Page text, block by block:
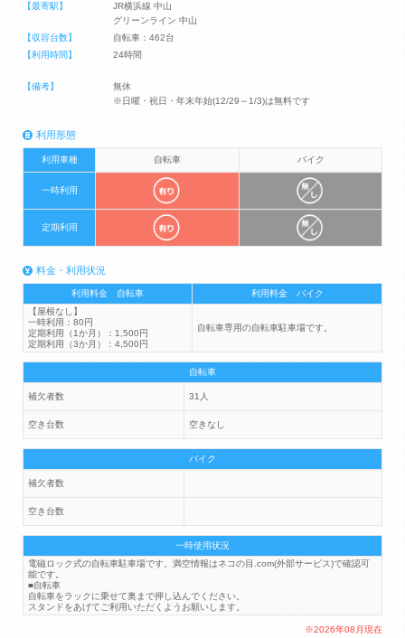
【最寄駅】
JR横浜線 中山
グリーンライン 中山
【収容台数】
自転車：462台
【利用時間】
24時間
【備考】
無休
※日曜・祝日・年末年始(12/29～1/3)は無料です
利用形態
利用車種 自転車 バイク
一時利用
定期利用
料金・利用状況
利用料金 自転車
利用料金 バイク
【屋根なし】
一時利用：80円
定期利用（1か月）：1,500円
定期利用（3か月）：4,500円
自転車専用の自転車駐車場です。
自転車
補欠者数 31人
空き台数 空きなし
バイク
補欠者数
空き台数
一時使用状況
電磁ロック式の自転車駐車場です。満空情報はネコの目.com(外部サービス)で確認可
能です。
■自転車
自転車をラックに乗せて奥まで押し込んでください。
スタンドをあげてご利用いただくようお願いします。
※2026年08月現在